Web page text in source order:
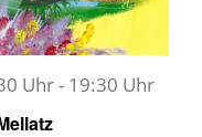
Uhr- 19:30 Uhr